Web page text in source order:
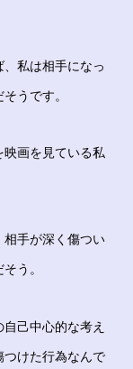
私は相手になっ
うです。
画を見ている私
相手が深く傷つい
う。
己中心的な考え
つけた行為なんで